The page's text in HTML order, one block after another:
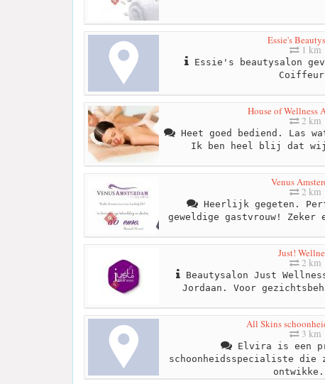
Essie's
1 km
Essie's beautysalon
House of Wellness
2 km
Heet goed bediend. Las
Ik ben heel blij dat
Venus
2 km
Heerlijk gegeten.
geweldige gastvrouw! Zeker
Just!
2 km
Beautysalon Just
Jordaan. Voor
All Skins
3 km
Elvira is een
schoonheidsspecialiste